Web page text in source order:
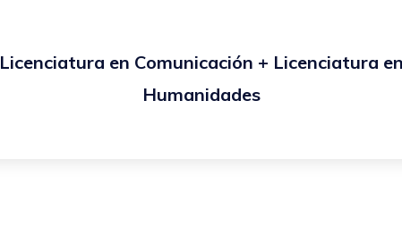
Licenciatura en Comunicación + Licenciatura
Humanidades